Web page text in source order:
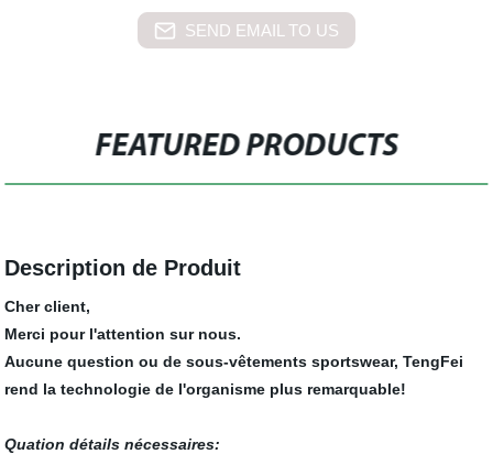
SEND EMAIL TO US
FEATURED PRODUCTS
Description de Produit
Cher client,
Merci pour l'attention sur nous.
Aucune question ou de sous-vêtements sportswear, TengFei
rend la technologie de l'organisme plus remarquable!
Quation détails nécessaires: